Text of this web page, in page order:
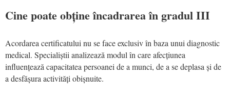
Cine poate obține încadrarea în gradul III
Acordarea certificatului nu se face exclusiv în baza unui diagnostic
medical. Specialiștii analizează modul în care afecțiunea
influențează capacitatea persoanei de a munci, de a se deplasa și de
a desfășura activități obișnuite.